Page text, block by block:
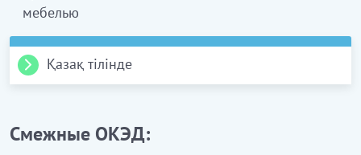
мебелью
Қазақ тілінде
көтерме саудада сату
Смежные ОКЭД: